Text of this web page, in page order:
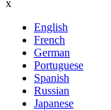
x
English
French
German
Portuguese
Spanish
Russian
Japanese